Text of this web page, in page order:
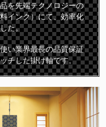
を先端テクノロジーの
インク）にて、効率化
た。
い業界最長の品質保証
チした掛け軸です。